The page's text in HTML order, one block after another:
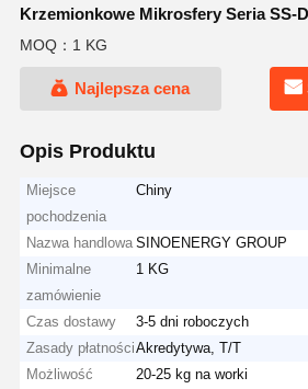
Krzemionkowe Mikrosfery Seria SS-D
MOQ：1 KG
Najlepsza cena
Opis Produktu
Miejsce
pochodzenia
Chiny
Nazwa handlowa SINOENERGY GROUP
Minimalne
zamówienie
1 KG
Czas dostawy
3-5 dni roboczych
Zasady płatnościAkredytywa, T/T
Możliwość
20-25 kg na worki